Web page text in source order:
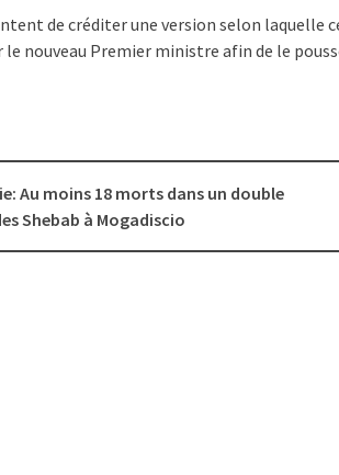
de créditer une version selon laquelle
le nouveau Premier ministre afin de le
Au moins 18 morts dans un double
Shebab à Mogadiscio